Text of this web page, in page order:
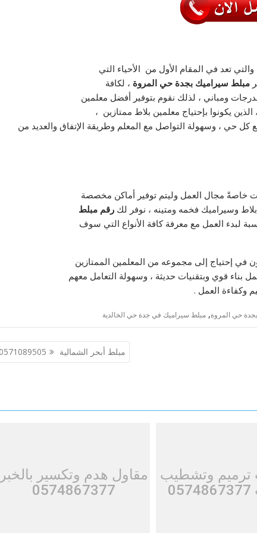
تعد في المقام الأول من الأحياء التي
مبلط سيراميك بجدة حي المروة ، لكافة
ومباني ، لذلك نقوم بتوفير أفضل معلمين
يكونوا بإحتياج معلمين بلاط ممتازين ،
حي ، وسهولة التواصل مع المعلم وطريقة الإتفاق والعديد من
خاصةً مجال العمل وليتم توفير أماكن مخصصة
وسيراميك فخمه ومتينه ، نوفر لك رقم مبلط
لبدء العمل مع معرفة كافة الأنواع التي سوف
في إحتياج إلی مجموعه من المعلمين الممتازين
بناء قوي وبتقنيات حديثة ، وسهولة التعامل معهم
وكفاءة العمل .
حي المروة, مبلط سيراميك في جدة حي الخالدية
مبلط أبحر الشمالية 0571089505
ترميم وتشطيب
مقاول هدم وتكسير بالخبر
0574867377